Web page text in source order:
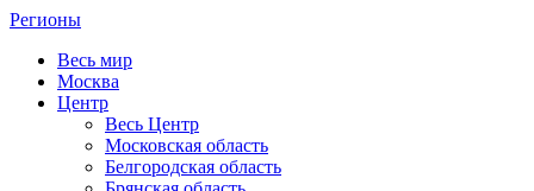
Регионы
Весь мир
Москва
Центр
Весь Центр
Московская область
Белгородская область